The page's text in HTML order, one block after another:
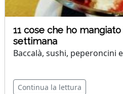
11 cose che ho
settimana
Baccalà, sushi, peperoncini
Continua la lettura